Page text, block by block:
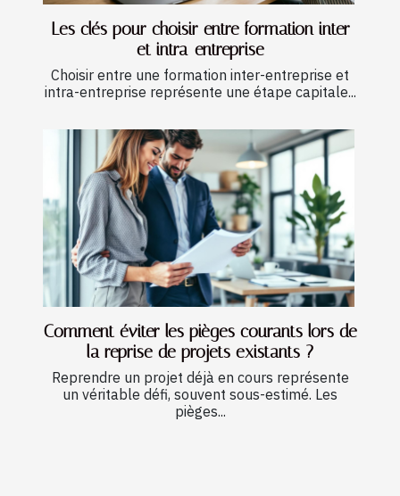
Les clés pour choisir entre formation inter
et intra-entreprise
Choisir entre une formation inter-entreprise et
intra-entreprise représente une étape capitale...
Comment éviter les pièges courants lors de
la reprise de projets existants ?
Reprendre un projet déjà en cours représente
un véritable défi, souvent sous-estimé. Les
pièges...